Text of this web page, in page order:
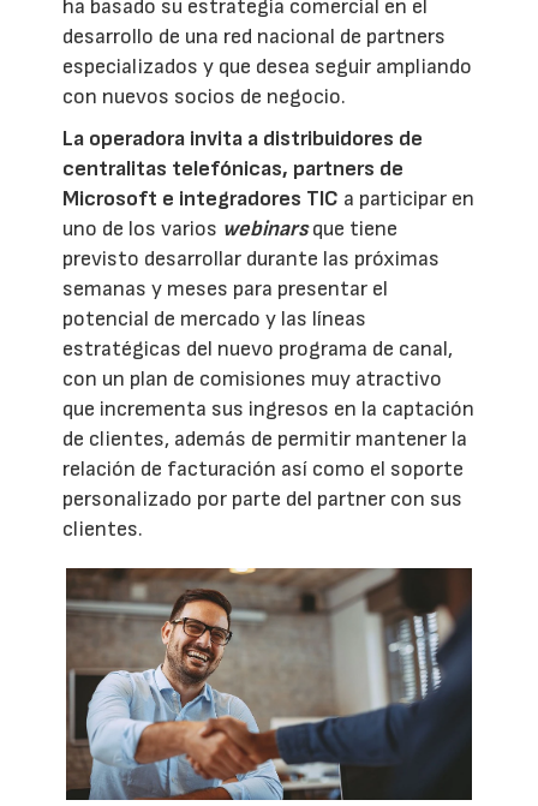
ha basado su estrategia comercial en el
desarrollo de una red nacional de partners
especializados y que desea seguir ampliando
con nuevos socios de negocio.
La operadora invita a distribuidores de
centralitas telefónicas, partners de
Microsoft e integradores TIC a participar en
uno de los varios webinarsque tiene
previsto desarrollar durante las próximas
semanas y meses para presentar el
potencial de mercado y las líneas
estratégicas del nuevo programa de canal,
con un plan de comisiones muy atractivo
que incrementa sus ingresos en la captación
de clientes, además de permitir mantener la
relación de facturación así como el soporte
personalizado por parte del partner con sus
clientes.